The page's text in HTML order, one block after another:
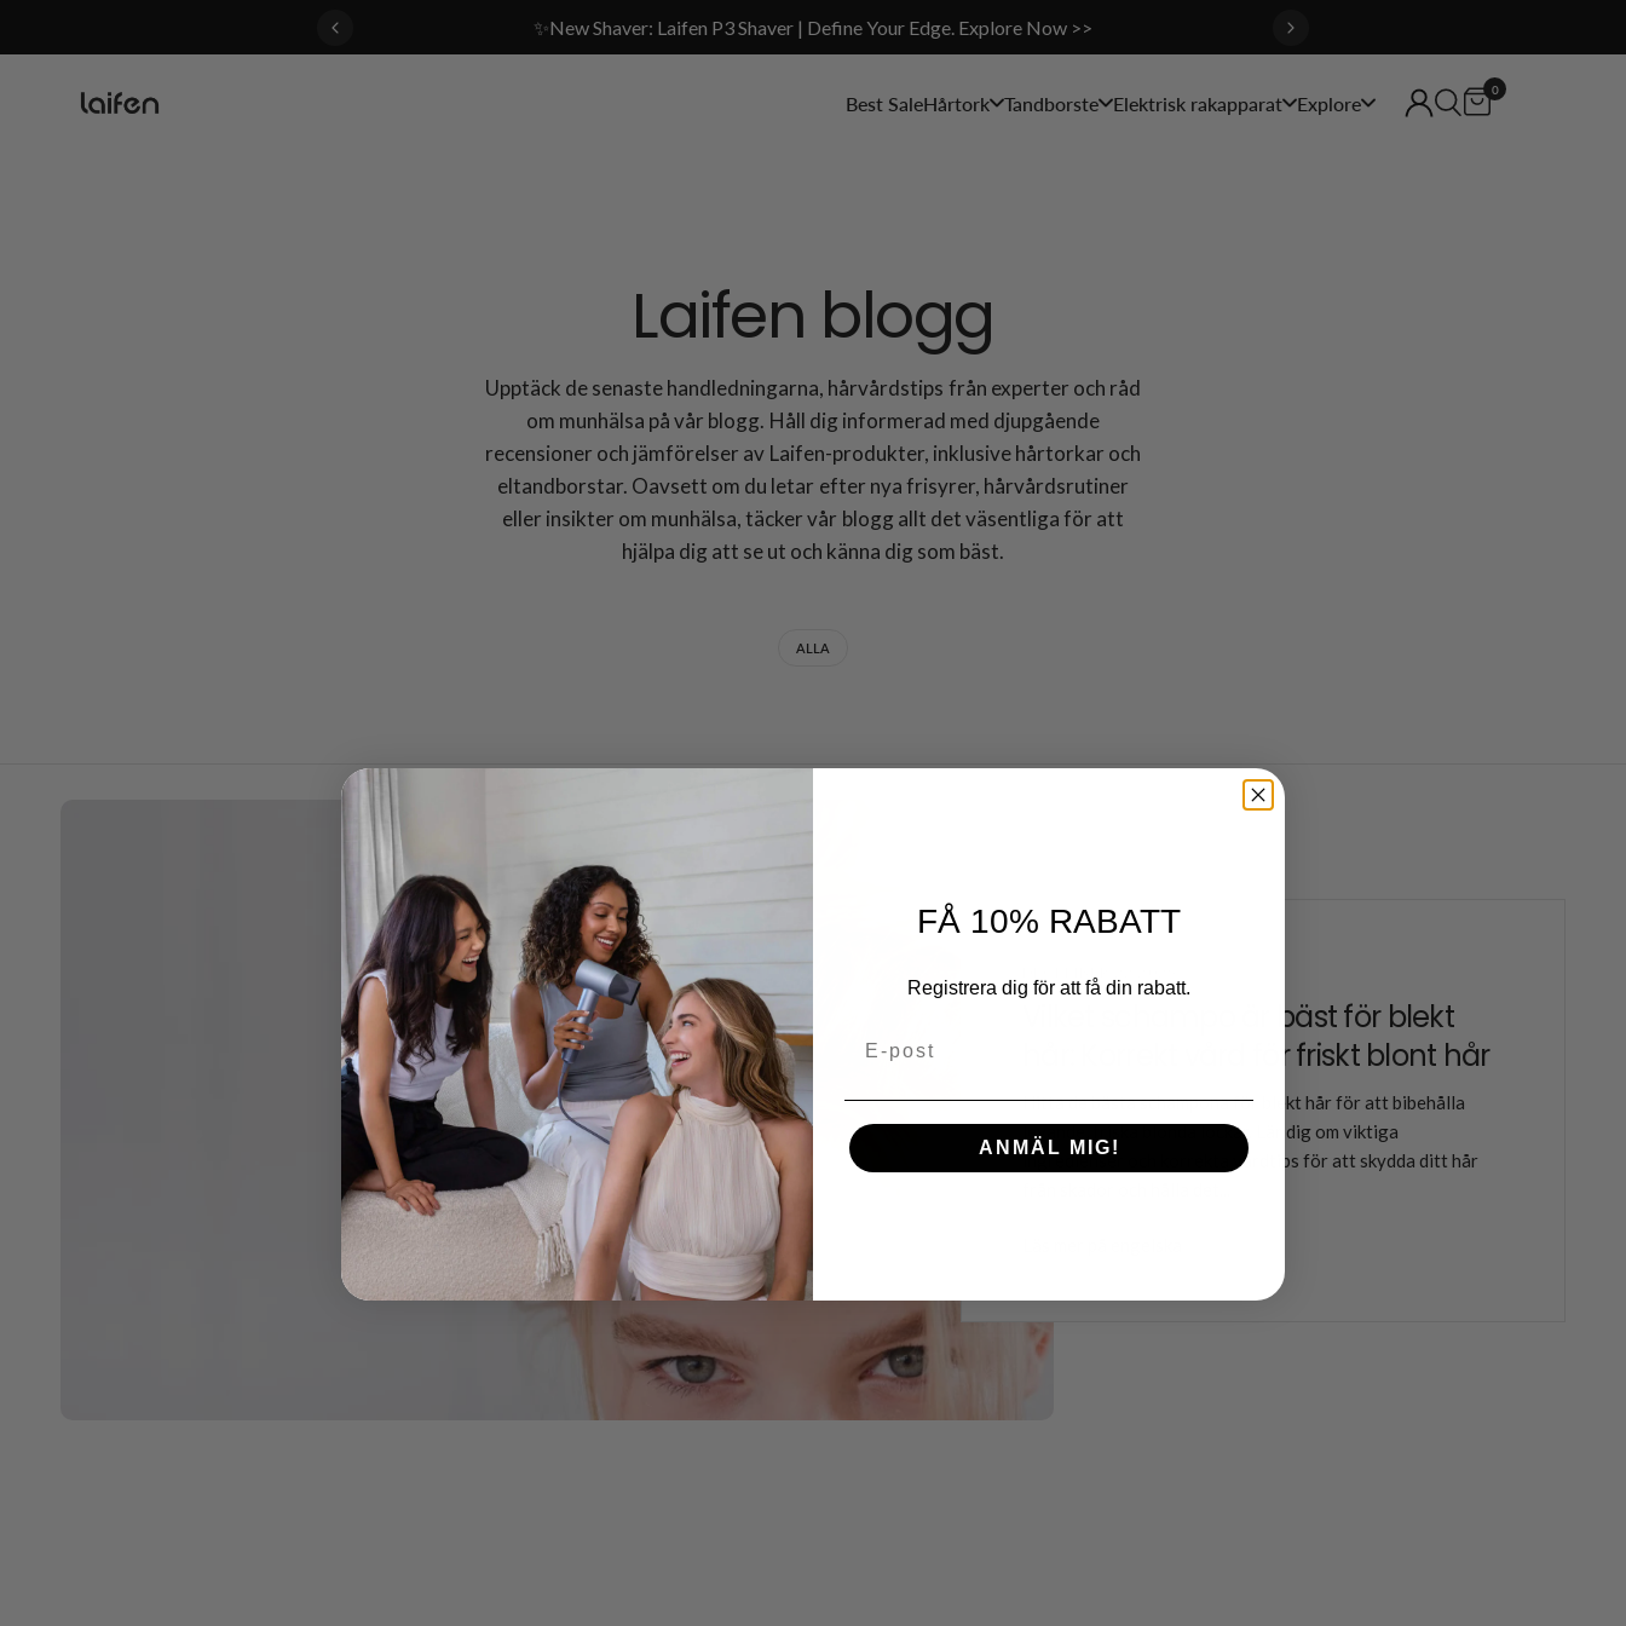
✨New Shaver: Laifen P3 Shaver | Define Your Edge. Explore Now >>
Best SaleHårtork Tandborste Elektrisk rakapparat Explore
0
Laifen blogg
Upptäck de senaste handledningarna, hårvårdstips från experter och råd
om munhälsa på vår blogg. Håll dig informerad med djupgående
recensioner och jämförelser av Laifen-produkter, inklusive hårtorkar och
eltandborstar. Oavsett om du letar efter nya frisyrer, hårvårdsrutiner
eller insikter om munhälsa, täcker vår blogg allt det väsentliga för att
hjälpa dig att se ut och känna dig som bäst.
ALLA
Vilket schampo är bäst för blekt
hår: Korrekt vård för friskt blont hår
Hitta de bästa schampona för blekt hår för att bibehålla
levande, friska blonda lockar. Lär dig om viktiga
ingredienser och korrekta vårdtips för att skydda ditt hår
FÅ 10% RABATT
Registrera dig för att få din rabatt.
ANMÄL MIG!